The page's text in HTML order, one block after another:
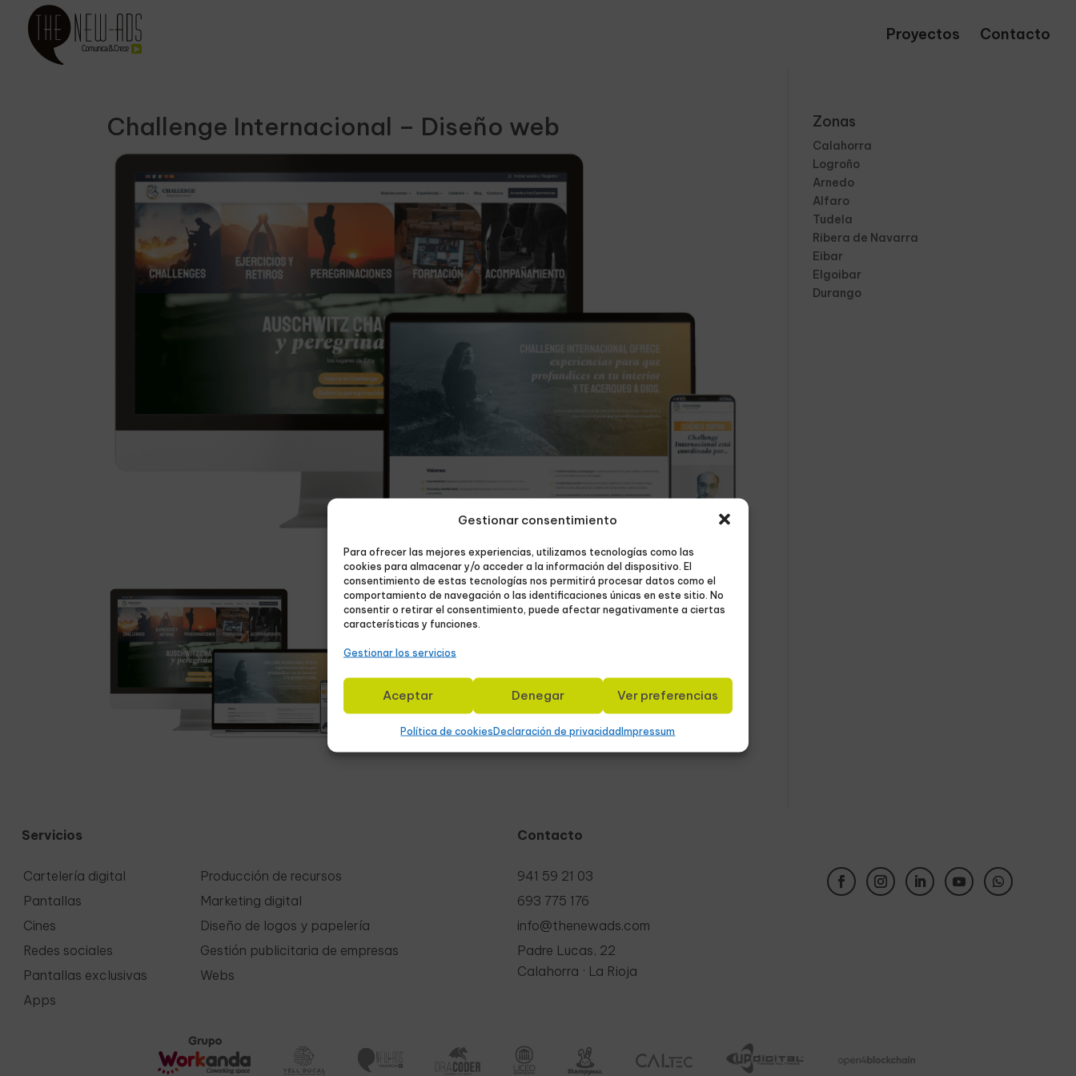
Gestionar consentimiento
Para ofrecer las mejores experiencias, utilizamos tecnologías como las
cookies para almacenar y/o acceder a la información del dispositivo. El
consentimiento de estas tecnologías nos permitirá procesar datos como el
comportamiento de navegación o las identificaciones únicas en este sitio. No
consentir o retirar el consentimiento, puede afectar negativamente a ciertas
características y funciones.
Gestionar los servicios
Aceptar Denegar Ver preferencias
Política de cookiesDeclaración de privacidadImpressum
Proyectos Contacto
Challenge Internacional – Diseño web Zonas
Calahorra
Logroño
Arnedo
Alfaro
Tudela
Ribera de Navarra
Eibar
Elgoibar
Durango
Servicios
Cartelería digital
Pantallas
Cines
Redes sociales
Pantallas exclusivas
Apps
Producción de recursos
Marketing digital
Diseño de logos y papelería
Gestión publicitaria de empresas
Webs
Contacto
941 59 21 03
693 775 176
info@thenewads.com
Padre Lucas, 22
Calahorra · La Rioja